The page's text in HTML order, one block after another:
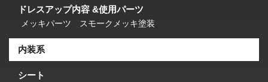
ドレスアップ内容 &使用パーツ
メッキパーツ スモークメッキ塗装
内装系
シート